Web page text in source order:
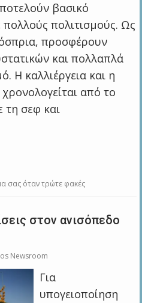
βασικό
πολλούς πολιτισμούς. Ως
προσφέρουν
και πολλαπλά
Η καλλιέργεια και η
από το
τη σεφ και
σας όταν τρώτε φακές
στον ανισόπεδο
Newsroom
Για
υπογειοποίηση